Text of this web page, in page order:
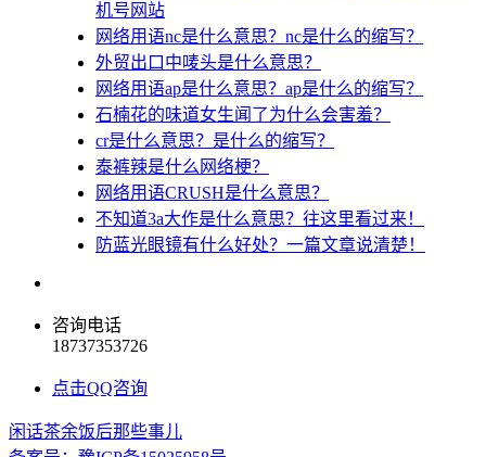
机号网站
网络用语nc是什么意思？nc是什么的缩写？
外贸出口中唛头是什么意思？
网络用语ap是什么意思？ap是什么的缩写？
石楠花的味道女生闻了为什么会害羞？
cr是什么意思？是什么的缩写？
泰裤辣是什么网络梗？
网络用语CRUSH是什么意思？
不知道3a大作是什么意思？往这里看过来！
防蓝光眼镜有什么好处？一篇文章说清楚！
咨询电话
18737353726
点击QQ咨询
闲话茶余饭后那些事儿